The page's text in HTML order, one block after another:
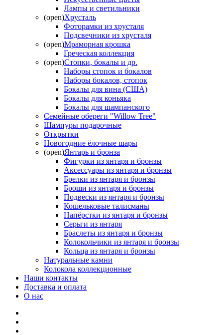
Лампы и светильники
(open)Хрусталь
Фоторамки из хрусталя
Подсвечники из хрусталя
(open)Мраморная крошка
Греческая коллекция
(open)Стопки, бокалы и др.
Наборы стопок и бокалов
Наборы бокалов, стопок
Бокалы для вина (США)
Бокалы для коньяка
Бокалы для шампанского
Семейные обереги "Willow Tree"
Шампуры подарочные
Открытки
Новогодние ёлочные шары
(open)Янтарь и бронза
Фигурки из янтаря и бронзы
Аксессуары из янтаря и бронзы
Брелки из янтаря и бронзы
Броши из янтаря и бронзы
Подвески из янтаря и бронзы
Кошельковые талисманы
Напёрстки из янтаря и бронзы
Серьги из янтаря
Браслеты из янтаря и бронзы
Колокольчики из янтаря и бронзы
Кольца из янтаря и бронзы
Натуральные камни
Колокола коллекционные
Наши контакты
Доставка и оплата
О нас